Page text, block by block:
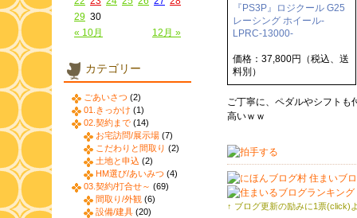
『PS3P』ロジクール G25
レーシング ホイール-
LPRC-13000-
価格：37,800円（税込、送
料別）
ご丁寧に、ペダルやシフトも
高いｗｗ
↑ ブログ更新の励みに1票(click)
« 10月 12月 »
29 30
カテゴリー
ごあいさつ (2)
01.きっかけ (1)
02.契約まで (14)
お宅訪問/展示場 (7)
こだわりと間取り (2)
土地と申込 (2)
HM選び/あいみつ (4)
03.契約/打合せ～ (69)
間取り/外観 (6)
設備/建具 (20)